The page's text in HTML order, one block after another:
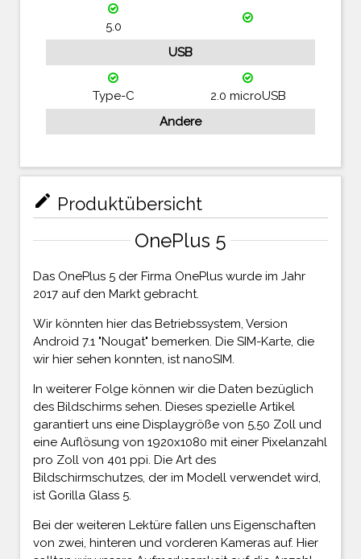
5.0
USB
Type-C
2.0 microUSB
Andere
mode_edit Produktübersicht
OnePlus 5
Das OnePlus 5 der Firma OnePlus wurde im Jahr
2017 auf den Markt gebracht.
Wir könnten hier das Betriebssystem, Version
Android 7.1 "Nougat" bemerken. Die SIM-Karte, die
wir hier sehen konnten, ist nanoSIM.
In weiterer Folge können wir die Daten bezüglich
des Bildschirms sehen. Dieses spezielle Artikel
garantiert uns eine Displaygröße von 5,50 Zoll und
eine Auflösung von 1920x1080 mit einer Pixelanzahl
pro Zoll von 401 ppi. Die Art des
Bildschirmschutzes, der im Modell verwendet wird,
ist Gorilla Glass 5.
Bei der weiteren Lektüre fallen uns Eigenschaften
von zwei, hinteren und vorderen Kameras auf. Hier